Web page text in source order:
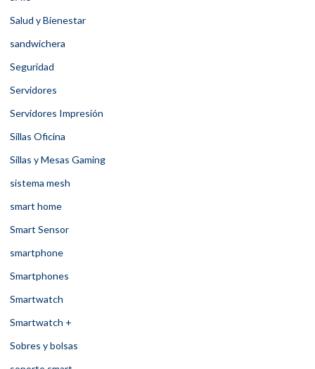
Salud y Bienestar
sandwichera
Seguridad
Servidores
Servidores Impresión
Sillas Oficina
Sillas y Mesas Gaming
sistema mesh
smart home
Smart Sensor
smartphone
Smartphones
Smartwatch
Smartwatch +
Sobres y bolsas